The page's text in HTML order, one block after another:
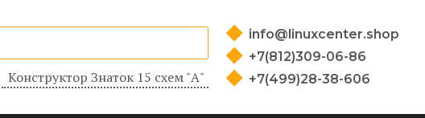
Конструктор Знаток 15 схем "А"
info@linuxcenter.shop
+7(812)309-06-86
+7(499)28-38-606